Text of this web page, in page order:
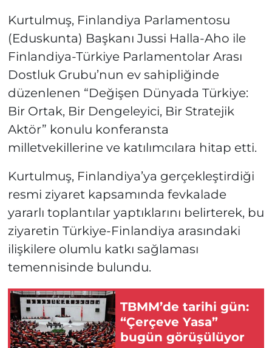
Kurtulmuş, Finlandiya Parlamentosu
(Eduskunta) Başkanı Jussi Halla-Aho ile
Finlandiya-Türkiye Parlamentolar Arası
Dostluk Grubu’nun ev sahipliğinde
düzenlenen “Değişen Dünyada Türkiye:
Bir Ortak, Bir Dengeleyici, Bir Stratejik
Aktör” konulu konferansta
milletvekillerine ve katılımcılara hitap etti.
Kurtulmuş, Finlandiya’ya gerçekleştirdiği
resmi ziyaret kapsamında fevkalade
yararlı toplantılar yaptıklarını belirterek, bu
ziyaretin Türkiye-Finlandiya arasındaki
ilişkilere olumlu katkı sağlaması
temennisinde bulundu.
TBMM’de tarihi gün:
“Çerçeve Yasa”
bugün görüşülüyor